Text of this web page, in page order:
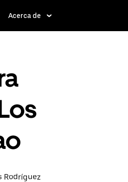
Acerca de
Rodríguez